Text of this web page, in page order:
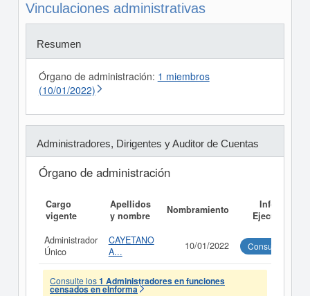
Vinculaciones administrativas
Resumen
Órgano de administración: 1 miembros
(10/01/2022)
Administradores, Dirigentes y Auditor de Cuentas
Órgano de administración
Cargo
vigente
Apellidos
y nombre
Nombramiento
Informe
Ejecutivo
Administrador
Único
CAYETANO
A...
10/01/2022 Consultar
Consulte los1 Administradores en funciones
censados en eInforma